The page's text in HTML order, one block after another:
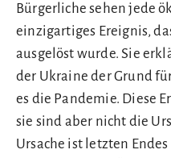
Bürgerliche sehen jede
einzigartiges Ereignis,
ausgelöst wurde. Sie
der Ukraine der Grund
es die Pandemie. Diese
sie sind aber nicht die
Ursache ist letzten